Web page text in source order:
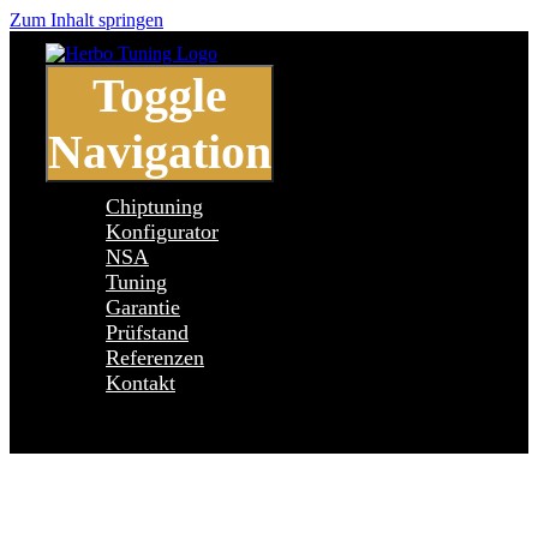
Zum Inhalt springen
Toggle
Navigation
Chiptuning
Konfigurator
NSA
Tuning
Garantie
Prüfstand
Referenzen
Kontakt